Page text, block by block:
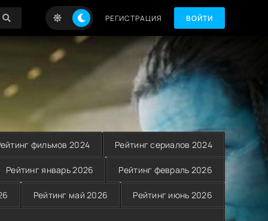
РЕГИСТРАЦИЯ ВОЙТИ
фильмов 2024 Рейтинг сериалов 2024
Рейтинг январь 2026 Рейтинг февраль 2026
Рейтинг май 2026 Рейтинг июнь 2026